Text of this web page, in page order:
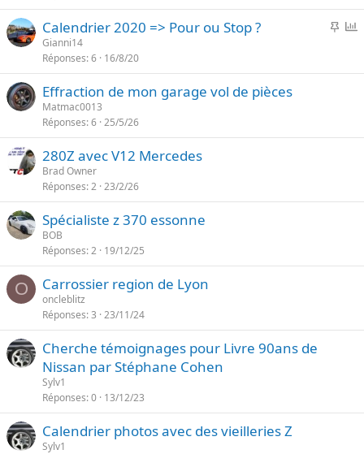
e
r
t
t
I
o
l
Calendrier 2020 => Pour ou Stop ?
Gianni14
Réponses 6 16/8/20
Effraction de mon garage vol de pièces
Matmac0013
Réponses 6 25/5/26
280Z avec V12 Mercedes
Brad Owner
Réponses 2 23/2/26
Spécialiste z 370 essonne
BOB
Réponses 2 19/12/25
O Carrossier region de Lyon
oncleblitz
Réponses 3 23/11/24
Cherche témoignages pour Livre 90ans de
Nissan par Stéphane Cohen
Sylv1
Réponses 0 13/12/23
Calendrier photos avec des vieilleries Z
Sylv1